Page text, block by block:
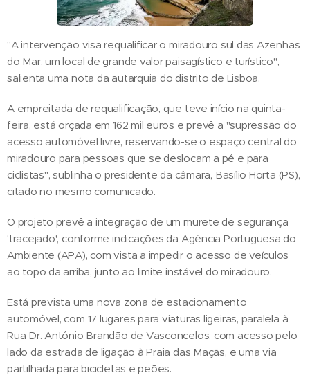
"A intervenção visa requalificar o miradouro sul das Azenhas
do Mar, um local de grande valor paisagístico e turístico",
salienta uma nota da autarquia do distrito de Lisboa.
A empreitada de requalificação, que teve início na quinta-
feira, está orçada em 162 mil euros e prevê a "supressão do
acesso automóvel livre, reservando-se o espaço central do
miradouro para pessoas que se deslocam a pé e para
ciclistas", sublinha o presidente da câmara, Basílio Horta (PS),
citado no mesmo comunicado.
O projeto prevê a integração de um murete de segurança
'tracejado', conforme indicações da Agência Portuguesa do
Ambiente (APA), com vista a impedir o acesso de veículos
ao topo da arriba, junto ao limite instável do miradouro.
Está prevista uma nova zona de estacionamento
automóvel, com 17 lugares para viaturas ligeiras, paralela à
Rua Dr. António Brandão de Vasconcelos, com acesso pelo
lado da estrada de ligação à Praia das Maçãs, e uma via
partilhada para bicicletas e peões.